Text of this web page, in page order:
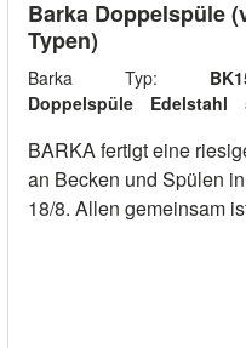
Barka Doppelspüle
Typen)
Barka Typ:
Doppelspüle
BARKA fertigt eine
an Becken und Spülen
18/8. Allen gemeinsam